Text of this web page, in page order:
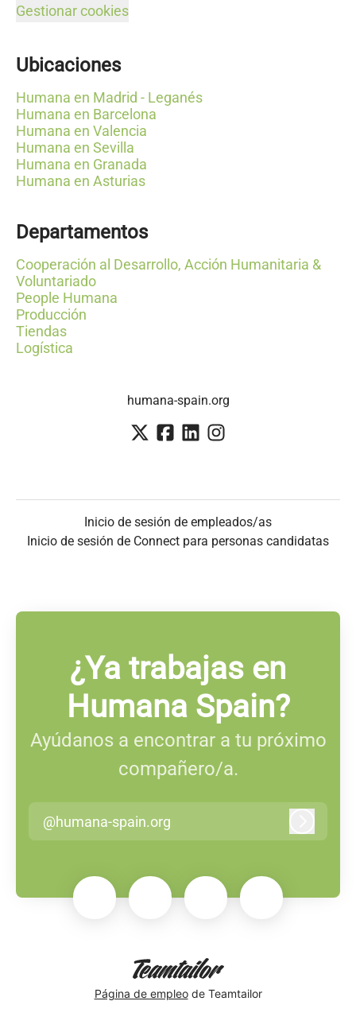
Gestionar cookies
Ubicaciones
Humana en Madrid - Leganés
Humana en Barcelona
Humana en Valencia
Humana en Sevilla
Humana en Granada
Humana en Asturias
Departamentos
Cooperación al Desarrollo, Acción Humanitaria &
Voluntariado
People Humana
Producción
Tiendas
Logística
humana-spain.org
Inicio de sesión de empleados/as
Inicio de sesión de Connect para personas candidatas
¿Ya trabajas en
Humana Spain?
Ayúdanos a encontrar a tu próximo
compañero/a.
@humana-spain.org
Página de empleode Teamtailor